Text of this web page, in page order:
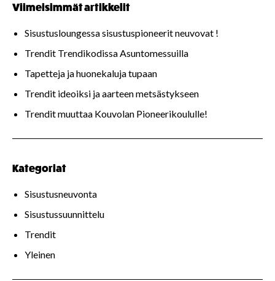
Viimeisimmät artikkelit
Sisustusloungessa sisustuspioneerit neuvovat !
Trendit Trendikodissa Asuntomessuilla
Tapetteja ja huonekaluja tupaan
Trendit ideoiksi ja aarteen metsästykseen
Trendit muuttaa Kouvolan Pioneerikoululle!
Kategoriat
Sisustusneuvonta
Sisustussuunnittelu
Trendit
Yleinen